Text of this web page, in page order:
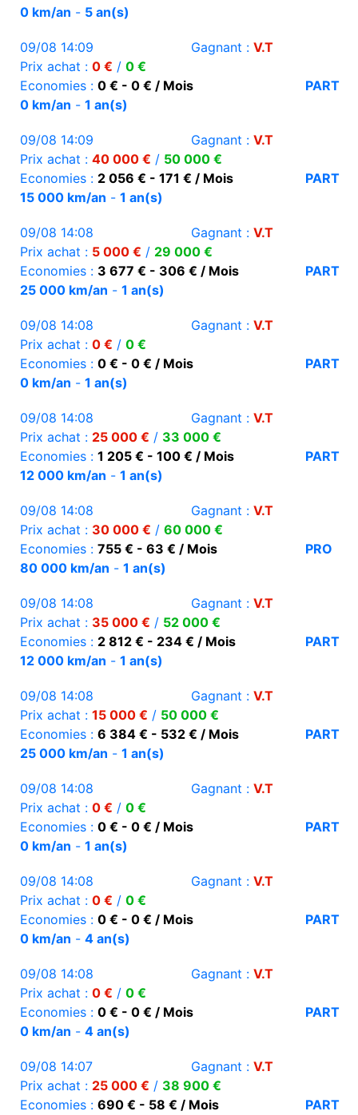
0 km/an - 5 an(s)
09/08 14:09 Gagnant : V.T
Prix achat : 0 € / 0 €
Economies : 0 € - 0 € / Mois
PART
0 km/an - 1 an(s)
09/08 14:09 Gagnant : V.T
Prix achat : 40 000 € / 50 000 €
Economies : 2 056 € - 171 € / Mois
PART
15 000 km/an - 1 an(s)
09/08 14:08 Gagnant : V.T
Prix achat : 5 000 € / 29 000 €
Economies : 3 677 € - 306 € / Mois
PART
25 000 km/an - 1 an(s)
09/08 14:08 Gagnant : V.T
Prix achat : 0 € / 0 €
Economies : 0 € - 0 € / Mois
PART
0 km/an - 1 an(s)
09/08 14:08 Gagnant : V.T
Prix achat : 25 000 € / 33 000 €
Economies : 1 205 € - 100 € / Mois
PART
12 000 km/an - 1 an(s)
09/08 14:08 Gagnant : V.T
Prix achat : 30 000 € / 60 000 €
Economies : 755 € - 63 € / Mois
PRO
80 000 km/an - 1 an(s)
09/08 14:08 Gagnant : V.T
Prix achat : 35 000 € / 52 000 €
Economies : 2 812 € - 234 € / Mois
PART
12 000 km/an - 1 an(s)
09/08 14:08 Gagnant : V.T
Prix achat : 15 000 € / 50 000 €
Economies : 6 384 € - 532 € / Mois
PART
25 000 km/an - 1 an(s)
09/08 14:08 Gagnant : V.T
Prix achat : 0 € / 0 €
Economies : 0 € - 0 € / Mois
PART
0 km/an - 1 an(s)
09/08 14:08 Gagnant : V.T
Prix achat : 0 € / 0 €
Economies : 0 € - 0 € / Mois
PART
0 km/an - 4 an(s)
09/08 14:08 Gagnant : V.T
Prix achat : 0 € / 0 €
Economies : 0 € - 0 € / Mois
PART
0 km/an - 4 an(s)
09/08 14:07 Gagnant : V.T
Prix achat : 25 000 € / 38 900 €
Economies : 690 € - 58 € / Mois
PART